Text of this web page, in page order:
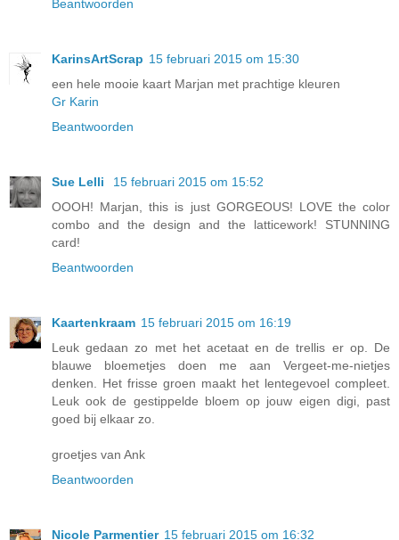
Beantwoorden
KarinsArtScrap 15 februari 2015 om 15:30
een hele mooie kaart Marjan met prachtige kleuren
Gr Karin
Beantwoorden
Sue Lelli
15 februari 2015 om 15:52
OOOH! Marjan, this is just GORGEOUS! LOVE the color
combo and the design and the latticework! STUNNING
card!
Beantwoorden
Kaartenkraam 15 februari 2015 om 16:19
Leuk gedaan zo met het acetaat en de trellis er op. De
blauwe bloemetjes doen me aan Vergeet-me-nietjes
denken. Het frisse groen maakt het lentegevoel compleet.
Leuk ook de gestippelde bloem op jouw eigen digi, past
goed bij elkaar zo.
groetjes van Ank
Beantwoorden
Nicole Parmentier 15 februari 2015 om 16:32